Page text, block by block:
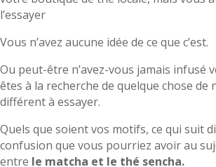
l’essayer
Vous n’avez aucune idée de ce que c’est.
Ou peut-être n’avez-vous jamais infusé
êtes à la recherche de quelque chose de
différent à essayer.
Quels que soient vos motifs, ce qui suit
confusion que vous pourriez avoir au
entre le matcha et le thé sencha.